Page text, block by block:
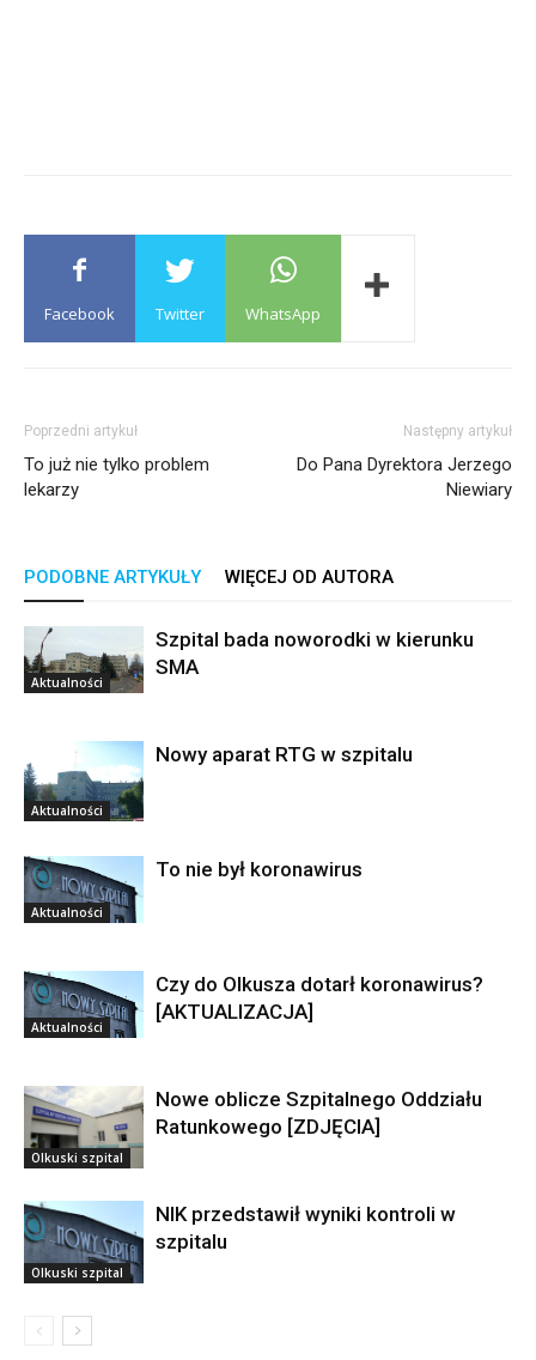
Facebook Twitter WhatsApp
Poprzedni artykuł
To już nie tylko problem
lekarzy
Następny artykuł
Do Pana Dyrektora Jerzego
Niewiary
PODOBNE ARTYKUŁY WIĘCEJ OD AUTORA
Aktualności
Szpital bada noworodki w kierunku
SMA
Aktualności
Nowy aparat RTG w szpitalu
Aktualności
To nie był koronawirus
Aktualności
Czy do Olkusza dotarł koronawirus?
[AKTUALIZACJA]
Olkuski szpital
Nowe oblicze Szpitalnego Oddziału
Ratunkowego [ZDJĘCIA]
Olkuski szpital
NIK przedstawił wyniki kontroli w
szpitalu